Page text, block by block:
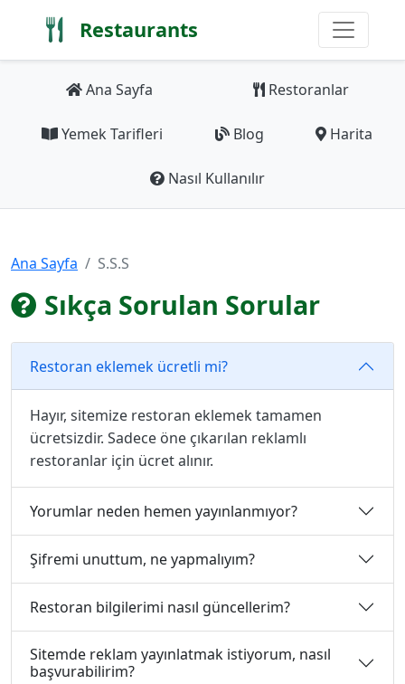
Restaurants
Ana Sayfa Restoranlar
Yemek Tarifleri Blog Harita
Nasıl Kullanılır
Ana Sayfa S.S.S
Sıkça Sorulan Sorular
Restoran eklemek ücretli mi?
Hayır, sitemize restoran eklemek tamamen
ücretsizdir. Sadece öne çıkarılan reklamlı
restoranlar için ücret alınır.
Yorumlar neden hemen yayınlanmıyor?
Şifremi unuttum, ne yapmalıyım?
Restoran bilgilerimi nasıl güncellerim?
Sitemde reklam yayınlatmak istiyorum, nasıl
başvurabilirim?